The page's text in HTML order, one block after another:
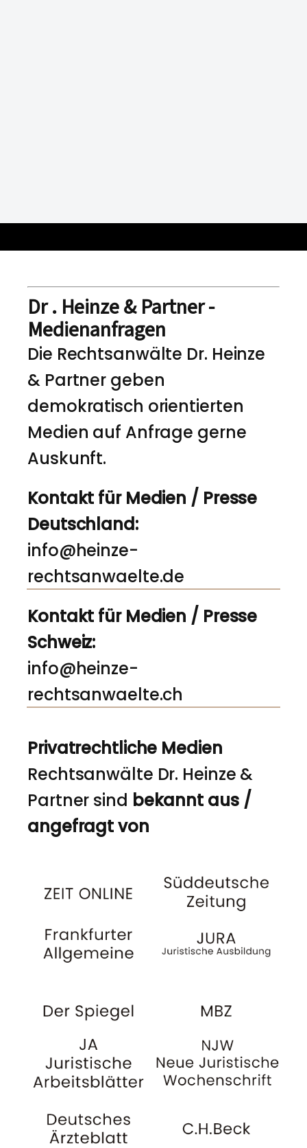
Dr . Heinze & Partner -
Medienanfragen
Die Rechtsanwälte Dr. Heinze
& Partner geben
demokratisch orientierten
Medien auf Anfrage gerne
Auskunft.
Kontakt für Medien / Presse
Deutschland:
info@heinze-
rechtsanwaelte.de
Kontakt für Medien / Presse
Schweiz:
info@heinze-
rechtsanwaelte.ch
Privatrechtliche Medien
Rechtsanwälte Dr. Heinze &
Partner sind bekannt aus /
angefragt von